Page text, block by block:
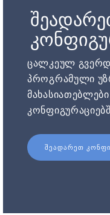
ცალკეულ
პროგრამული
ᲨᲔᲐᲓᲐᲠᲔᲗ